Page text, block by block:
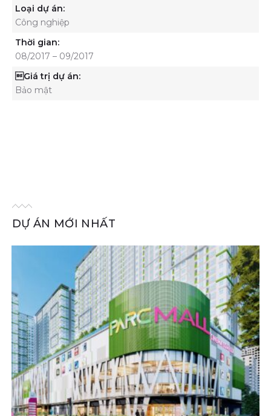
Loại dự án:
Công nghiệp
Thời gian:
08/2017 – 09/2017
Giá trị dự án:
Bảo mật
DỰ ÁN MỚI NHẤT